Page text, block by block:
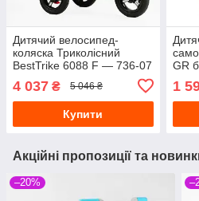
Дитячий велосипед-
коляска Триколісний
BestTrike 6088 F — 736-07
4 037 ₴ 5 046 ₴
Купити
GR
1
Акційні пропозиції та
–20%